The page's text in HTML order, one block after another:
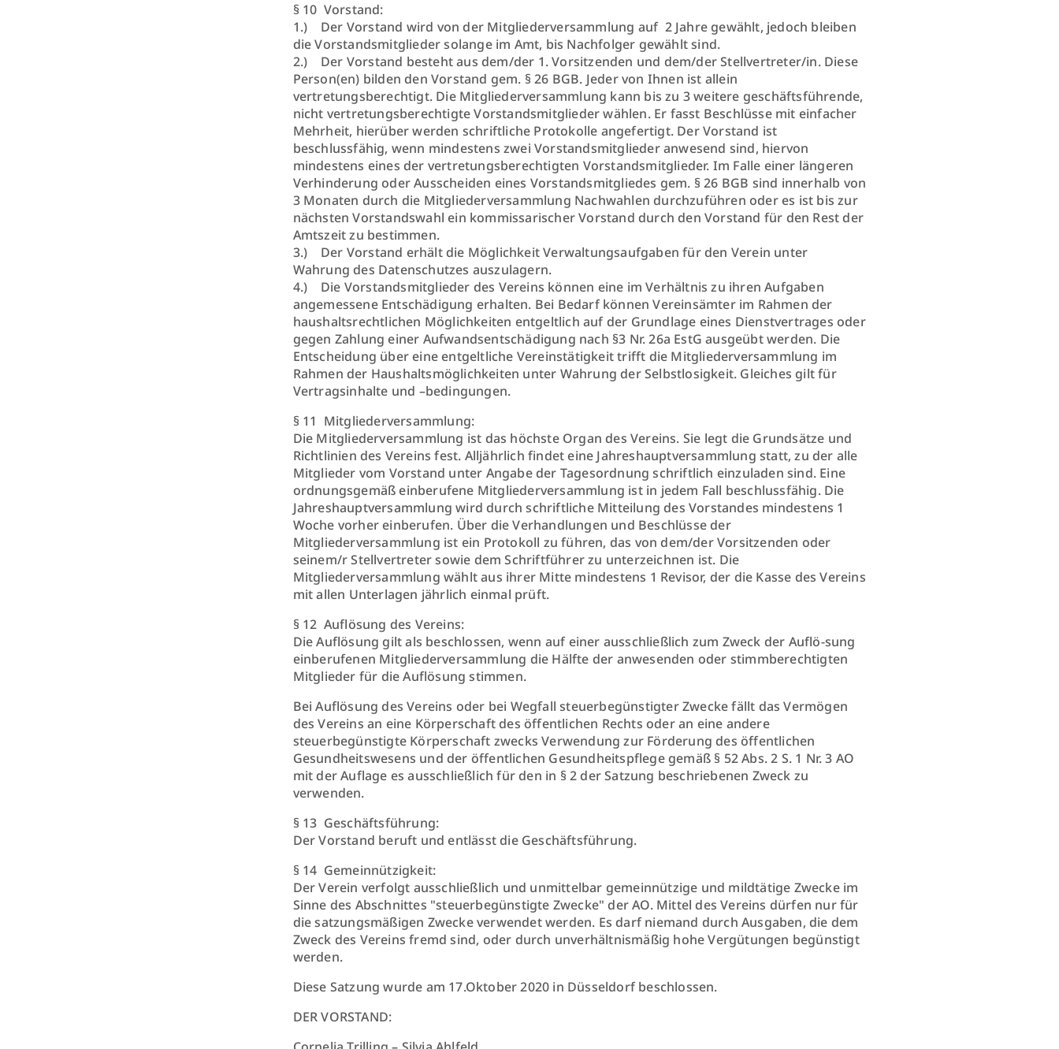
§ 10 Vorstand:
1.) Der Vorstand wird von der Mitgliederversammlung auf 2 Jahre gewählt, jedoch bleiben
die Vorstandsmitglieder solange im Amt, bis Nachfolger gewählt sind.
2.) Der Vorstand besteht aus dem/der 1. Vorsitzenden und dem/der Stellvertreter/in. Diese
Person(en) bilden den Vorstand gem. § 26 BGB. Jeder von Ihnen ist allein
vertretungsberechtigt. Die Mitgliederversammlung kann bis zu 3 weitere geschäftsführende,
nicht vertretungsberechtigte Vorstandsmitglieder wählen. Er fasst Beschlüsse mit einfacher
Mehrheit, hierüber werden schriftliche Protokolle angefertigt. Der Vorstand ist
beschlussfähig, wenn mindestens zwei Vorstandsmitglieder anwesend sind, hiervon
mindestens eines der vertretungsberechtigten Vorstandsmitglieder. Im Falle einer längeren
Verhinderung oder Ausscheiden eines Vorstandsmitgliedes gem. § 26 BGB sind innerhalb von
3 Monaten durch die Mitgliederversammlung Nachwahlen durchzuführen oder es ist bis zur
nächsten Vorstandswahl ein kommissarischer Vorstand durch den Vorstand für den Rest der
Amtszeit zu bestimmen.
3.) Der Vorstand erhält die Möglichkeit Verwaltungsaufgaben für den Verein unter
Wahrung des Datenschutzes auszulagern.
4.) Die Vorstandsmitglieder des Vereins können eine im Verhältnis zu ihren Aufgaben
angemessene Entschädigung erhalten. Bei Bedarf können Vereinsämter im Rahmen der
haushaltsrechtlichen Möglichkeiten entgeltlich auf der Grundlage eines Dienstvertrages oder
gegen Zahlung einer Aufwandsentschädigung nach §3 Nr. 26a EstG ausgeübt werden. Die
Entscheidung über eine entgeltliche Vereinstätigkeit trifft die Mitgliederversammlung im
Rahmen der Haushaltsmöglichkeiten unter Wahrung der Selbstlosigkeit. Gleiches gilt für
Vertragsinhalte und –bedingungen.
§ 11 Mitgliederversammlung:
Die Mitgliederversammlung ist das höchste Organ des Vereins. Sie legt die Grundsätze und
Richtlinien des Vereins fest. Alljährlich findet eine Jahreshauptversammlung statt, zu der alle
Mitglieder vom Vorstand unter Angabe der Tagesordnung schriftlich einzuladen sind. Eine
ordnungsgemäß einberufene Mitgliederversammlung ist in jedem Fall beschlussfähig. Die
Jahreshauptversammlung wird durch schriftliche Mitteilung des Vorstandes mindestens 1
Woche vorher einberufen. Über die Verhandlungen und Beschlüsse der
Mitgliederversammlung ist ein Protokoll zu führen, das von dem/der Vorsitzenden oder
seinem/r Stellvertreter sowie dem Schriftführer zu unterzeichnen ist. Die
Mitgliederversammlung wählt aus ihrer Mitte mindestens 1 Revisor, der die Kasse des Vereins
mit allen Unterlagen jährlich einmal prüft.
§ 12 Auflösung des Vereins:
Die Auflösung gilt als beschlossen, wenn auf einer ausschließlich zum Zweck der Auflö-sung
einberufenen Mitgliederversammlung die Hälfte der anwesenden oder stimmberechtigten
Mitglieder für die Auflösung stimmen.
Bei Auflösung des Vereins oder bei Wegfall steuerbegünstigter Zwecke fällt das Vermögen
des Vereins an eine Körperschaft des öffentlichen Rechts oder an eine andere
steuerbegünstigte Körperschaft zwecks Verwendung zur Förderung des öffentlichen
Gesundheitswesens und der öffentlichen Gesundheitspflege gemäß § 52 Abs. 2 S. 1 Nr. 3 AO
mit der Auflage es ausschließlich für den in § 2 der Satzung beschriebenen Zweck zu
verwenden.
§ 13 Geschäftsführung:
Der Vorstand beruft und entlässt die Geschäftsführung.
§ 14 Gemeinnützigkeit:
Der Verein verfolgt ausschließlich und unmittelbar gemeinnützige und mildtätige Zwecke im
Sinne des Abschnittes "steuerbegünstigte Zwecke" der AO. Mittel des Vereins dürfen nur für
die satzungsmäßigen Zwecke verwendet werden. Es darf niemand durch Ausgaben, die dem
Zweck des Vereins fremd sind, oder durch unverhältnismäßig hohe Vergütungen begünstigt
werden.
Diese Satzung wurde am 17.Oktober 2020 in Düsseldorf beschlossen.
DER VORSTAND: